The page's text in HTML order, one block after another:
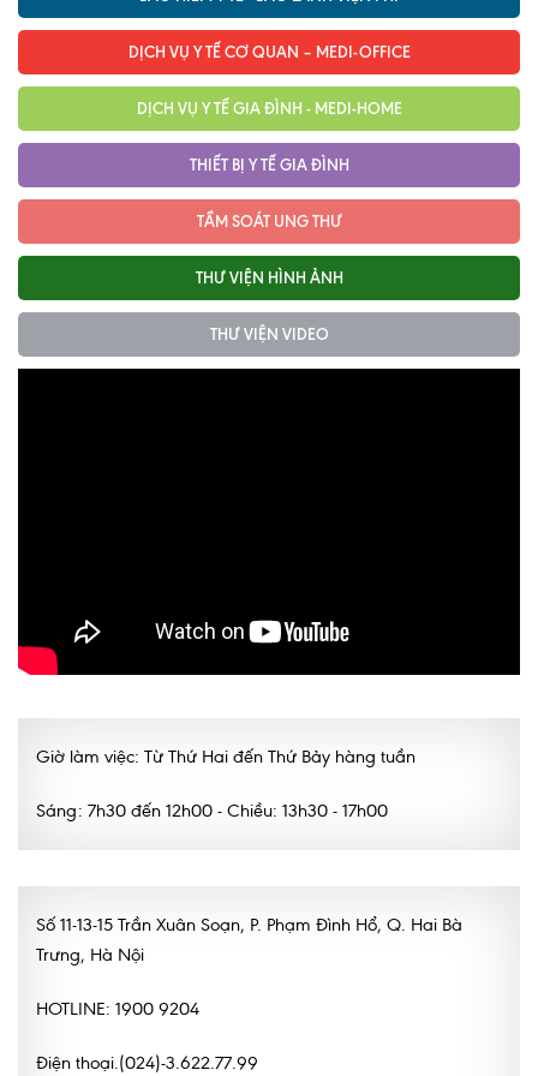
DỊCH VỤ Y TẾ CƠ QUAN – MEDI-OFFICE
DỊCH VỤ Y TẾ GIA ĐÌNH - MEDI-HOME
THIẾT BỊ Y TẾ GIA ĐÌNH
TẦM SOÁT UNG THƯ
THƯ VIỆN HÌNH ẢNH
THƯ VIỆN VIDEO
Giờ làm việc: Từ Thứ Hai đến Thứ Bảy hàng tuần
Sáng: 7h30 đến 12h00 - Chiều: 13h30 - 17h00
Số 11-13-15 Trần Xuân Soạn, P. Phạm Đình Hổ, Q. Hai Bà
Trưng, Hà Nội
HOTLINE: 1900 9204
Điện thoại.(024)-3.622.77.99